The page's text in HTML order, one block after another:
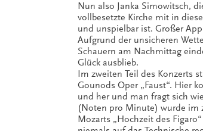
Nun also Janka Simowitsch,
vollbesetzte Kirche mit in
und unspielbar ist. Großer
Aufgrund der unsicheren
Schauern am Nachmittag
Glück ausblieb.
Im zweiten Teil des Konzerts
Gounods Oper „Faust“. Hier
und her und man fragt sich
(Noten pro Minute) wurde im
Mozarts „Hochzeit des